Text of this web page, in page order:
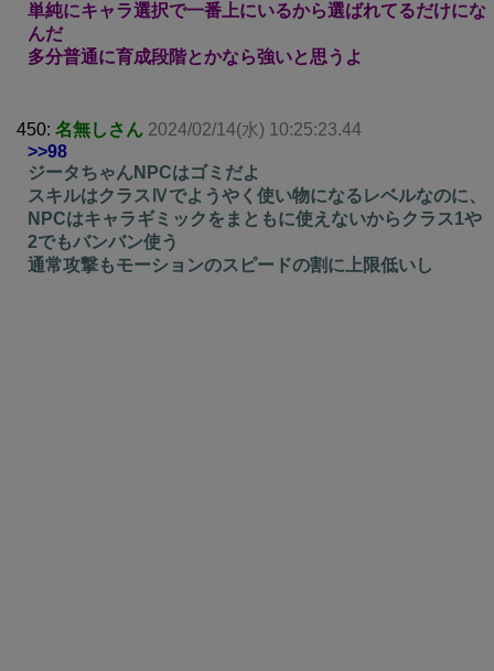
単純にキャラ選択で一番上にいるから選ばれてるだけにな
んだ
多分普通に育成段階とかなら強いと思うよ
450: 名無しさん 2024/02/14(水) 10:25:23.44
>>98
ジータちゃんNPCはゴミだよ
スキルはクラスⅣでようやく使い物になるレベルなのに、
NPCはキャラギミックをまともに使えないからクラス1や
2でもバンバン使う
通常攻撃もモーションのスピードの割に上限低いし